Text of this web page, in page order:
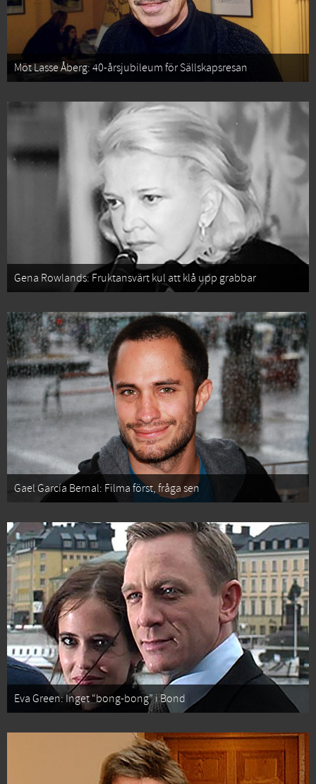
Möt Lasse Åberg: 40-årsjubileum för Sällskapsresan
Gena Rowlands: Fruktansvärt kul att klå upp grabbar
Gael García Bernal: Filma först, fråga sen
Eva Green: Inget “bong-bong” i Bond